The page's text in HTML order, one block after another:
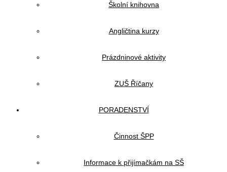
Školní knihovna
Angličtina kurzy
Prázdninové aktivity
ZUŠ Říčany
PORADENSTVÍ
Činnost ŠPP
Informace k přijímačkám na SŠ